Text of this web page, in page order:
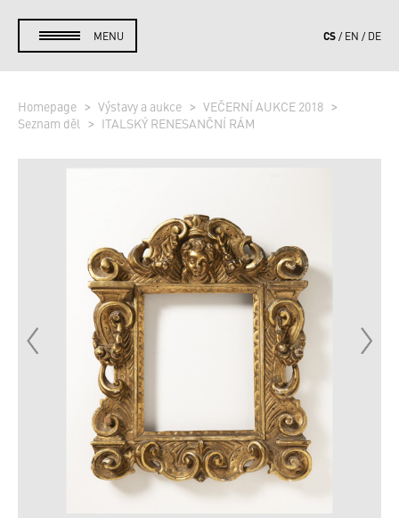
MENU CS EN DE
Homepage Výstavy a aukce
VEČERNÍ AUKCE 2018
Seznam děl
ITALSKÝ RENESANČNÍ RÁM